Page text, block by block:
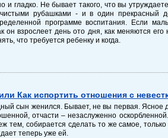
и гладко. Не бывает такого, что вы
рубашками - и в один прекрасный
программе воспитания. Если
он взрослеет день ото дня, как меняются
что требуется ребенку и когда.
Как испортить отношения с
сын женился. Бывает, не вы первая. Ясное
отчасти – незаслуженно
тем, собирается сделать то же самое,
теперь уже ей.